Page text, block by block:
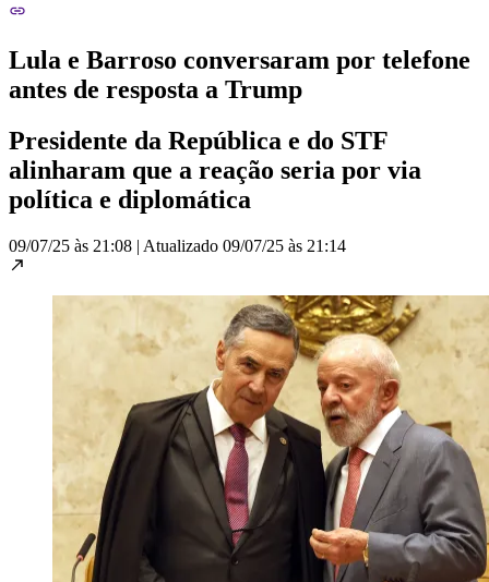
Lula e Barroso conversaram por telefone
antes de resposta a Trump
Presidente da República e do STF
alinharam que a reação seria por via
política e diplomática
09/07/25 às 21:08 | Atualizado 09/07/25 às 21:14